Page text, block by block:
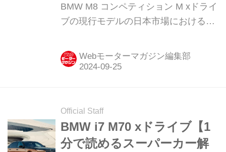
ョン」を発表
BMW M8 コンペティション M xドライ
ブの現行モデルの日本市場における生
ナルエディション（The Final
Edition）1 of 8」を、クーペ／カブリ
Webモーターマガジン編集部
Official Staff
BMW i7 M70 xドライブ【1
分で読めるスーパーカー解